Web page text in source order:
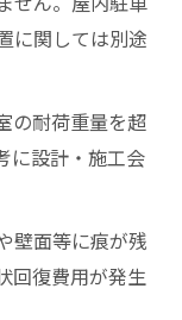
に関しては別途
の耐荷重量を超
に設計・施工会
壁面等に痕が残
回復費用が発生